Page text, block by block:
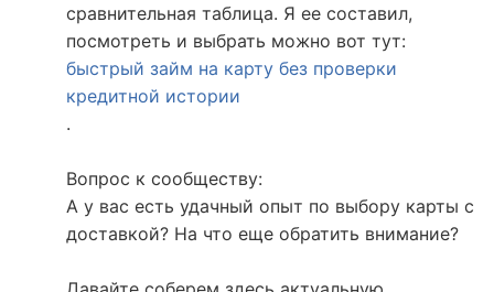
сравнительная таблица. Я ее составил,
посмотреть и выбрать можно вот тут:
быстрый займ на карту без проверки
кредитной истории
.
Вопрос к сообществу:
А у вас есть удачный опыт по выбору карты с
доставкой? На что еще обратить внимание?